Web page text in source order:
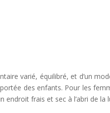
varié, équilibré, et d’un
des enfants. Pour les
endroit frais et sec à l’abri de la